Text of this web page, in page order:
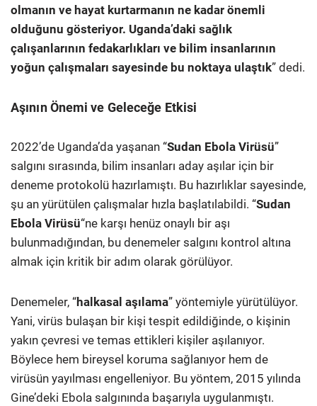
olmanın ve hayat kurtarmanın ne kadar önemli
olduğunu gösteriyor. Uganda’daki sağlık
çalışanlarının fedakarlıkları ve bilim insanlarının
yoğun çalışmaları sayesinde bu noktaya ulaştık” dedi.
Aşının Önemi ve Geleceğe Etkisi
2022’de Uganda’da yaşanan “Sudan Ebola Virüsü”
salgını sırasında, bilim insanları aday aşılar için bir
deneme protokolü hazırlamıştı. Bu hazırlıklar sayesinde,
şu an yürütülen çalışmalar hızla başlatılabildi. “Sudan
Ebola Virüsü“ne karşı henüz onaylı bir aşı
bulunmadığından, bu denemeler salgını kontrol altına
almak için kritik bir adım olarak görülüyor.
Denemeler, “halkasal aşılama” yöntemiyle yürütülüyor.
Yani, virüs bulaşan bir kişi tespit edildiğinde, o kişinin
yakın çevresi ve temas ettikleri kişiler aşılanıyor.
Böylece hem bireysel koruma sağlanıyor hem de
virüsün yayılması engelleniyor. Bu yöntem, 2015 yılında
Gine’deki Ebola salgınında başarıyla uygulanmıştı.